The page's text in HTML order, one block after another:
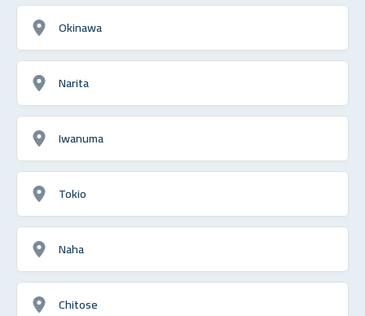
Okinawa
Narita
Iwanuma
Tokio
Naha
Chitose